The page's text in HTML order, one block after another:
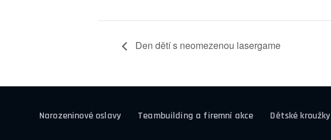
Den dětí s neomezenou lasergame
Narozeninové oslavy Teambuilding a firemní akce Dětské kroužky